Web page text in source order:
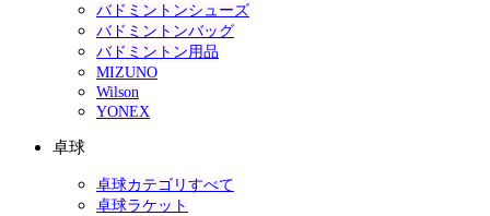
バドミントンシューズ
バドミントンバッグ
バドミントン用品
MIZUNO
Wilson
YONEX
卓球
卓球カテゴリすべて
卓球ラケット